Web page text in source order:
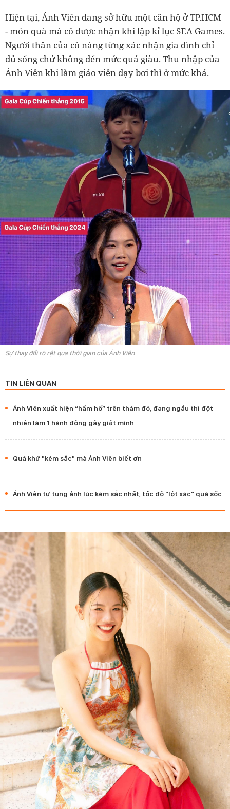
Hiện tại, Ánh Viên đang sở hữu một căn hộ ở TP.HCM
- món quà mà cô được nhận khi lập kỉ lục SEA Games.
Người thân của cô nàng từng xác nhận gia đình chỉ
đủ sống chứ không đến mức quá giàu. Thu nhập của
Ánh Viên khi làm giáo viên dạy bơi thì ở mức khá.
Sự thay đổi rõ rệt qua thời gian của Ánh Viên
TIN LIÊN QUAN
Ánh Viên xuất hiện “hầm hố” trên thảm đỏ, đang ngầu thì đột
nhiên làm 1 hành động gây giật mình
Quá khứ "kém sắc" mà Ánh Viên biết ơn
Ánh Viên tự tung ảnh lúc kém sắc nhất, tốc độ "lột xác" quá sốc